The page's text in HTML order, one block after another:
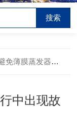
膜蒸发器在运行中出现故障？
中出现故